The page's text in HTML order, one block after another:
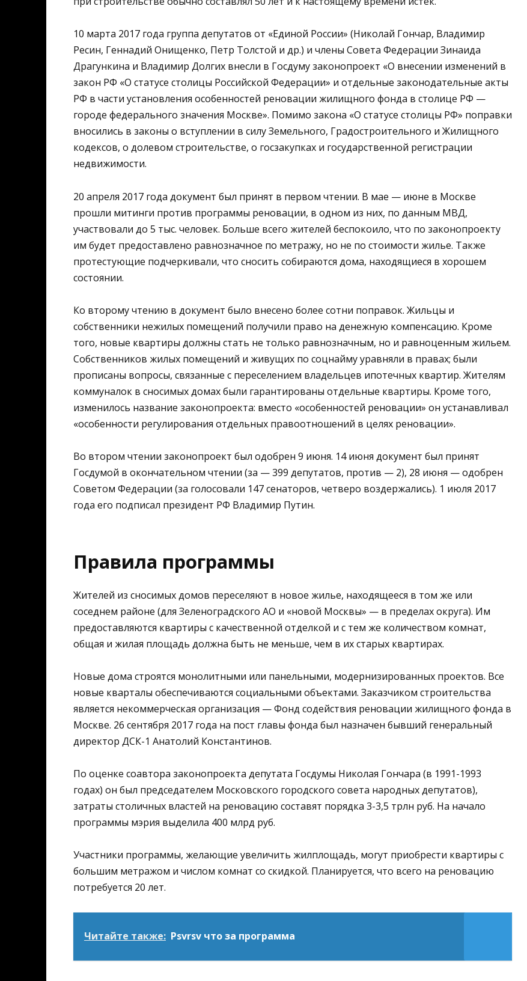
10 марта 2017 года группа депутатов от «Единой России» (Николай Гончар, Владимир
Ресин, Геннадий Онищенко, Петр Толстой и др.) и члены Совета Федерации Зинаида
Драгункина и Владимир Долгих внесли в Госдуму законопроект «О внесении изменений в
закон РФ «О статусе столицы Российской Федерации» и отдельные законодательные акты
РФ в части установления особенностей реновации жилищного фонда в столице РФ —
городе федерального значения Москве». Помимо закона «О статусе столицы РФ» поправки
вносились в законы о вступлении в силу Земельного, Градостроительного и Жилищного
кодексов, о долевом строительстве, о госзакупках и государственной регистрации
недвижимости.
20 апреля 2017 года документ был принят в первом чтении. В мае — июне в Москве
прошли митинги против программы реновации, в одном из них, по данным МВД,
участвовали до 5 тыс. человек. Больше всего жителей беспокоило, что по законопроекту
им будет предоставлено равнозначное по метражу, но не по стоимости жилье. Также
протестующие подчеркивали, что сносить собираются дома, находящиеся в хорошем
состоянии.
Ко второму чтению в документ было внесено более сотни поправок. Жильцы и
собственники нежилых помещений получили право на денежную компенсацию. Кроме
того, новые квартиры должны стать не только равнозначным, но и равноценным жильем.
Собственников жилых помещений и живущих по соцнайму уравняли в правах; были
прописаны вопросы, связанные с переселением владельцев ипотечных квартир. Жителям
коммуналок в сносимых домах были гарантированы отдельные квартиры. Кроме того,
изменилось название законопроекта: вместо «особенностей реновации» он устанавливал
«особенности регулирования отдельных правоотношений в целях реновации».
Во втором чтении законопроект был одобрен 9 июня. 14 июня документ был принят
Госдумой в окончательном чтении (за — 399 депутатов, против — 2), 28 июня — одобрен
Советом Федерации (за голосовали 147 сенаторов, четверо воздержались). 1 июля 2017
года его подписал президент РФ Владимир Путин.
Правила программы
Жителей из сносимых домов переселяют в новое жилье, находящееся в том же или
соседнем районе (для Зеленоградского АО и «новой Москвы» — в пределах округа). Им
предоставляются квартиры с качественной отделкой и с тем же количеством комнат,
общая и жилая площадь должна быть не меньше, чем в их старых квартирах.
Новые дома строятся монолитными или панельными, модернизированных проектов. Все
новые кварталы обеспечиваются социальными объектами. Заказчиком строительства
является некоммерческая организация — Фонд содействия реновации жилищного фонда в
Москве. 26 сентября 2017 года на пост главы фонда был назначен бывший генеральный
директор ДСК-1 Анатолий Константинов.
По оценке соавтора законопроекта депутата Госдумы Николая Гончара (в 1991-1993
годах) он был председателем Московского городского совета народных депутатов),
затраты столичных властей на реновацию составят порядка 3-3,5 трлн руб. На начало
программы мэрия выделила 400 млрд руб.
Участники программы, желающие увеличить жилплощадь, могут приобрести квартиры с
большим метражом и числом комнат со скидкой. Планируется, что всего на реновацию
потребуется 20 лет.
Читайте также: Psvrsv что за программа